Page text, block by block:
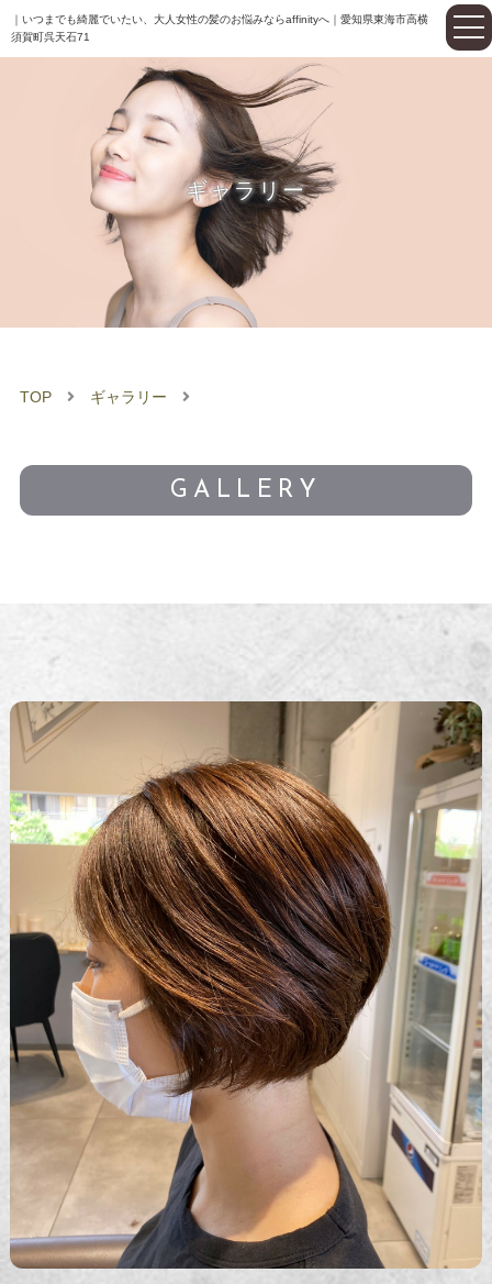
｜いつまでも綺麗でいたい、大人女性の髪のお悩みならaffinityへ｜愛知県東海市高横
須賀町呉天石71
ギャラリー
TOP ギャラリー
GALLERY